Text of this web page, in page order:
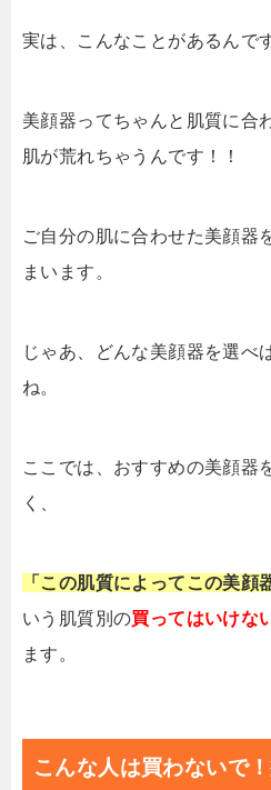
実は、こんなことがあるんで
美顔器ってちゃんと肌質に合
肌が荒れちゃうんです！！
ご自分の肌に合わせた美顔器
まいます。
じゃあ、どんな美顔器を選べ
ね。
ここでは、おすすめの美顔器
く、
「この肌質によってこの美顔
いう肌質別の買ってはいけな
ます。
こんな人は買わないで